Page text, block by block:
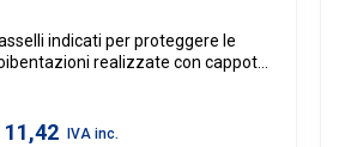
indicati per proteggere le
realizzate con cappotti
Indicati per pareti a cappotto
11,42 IVA inc.